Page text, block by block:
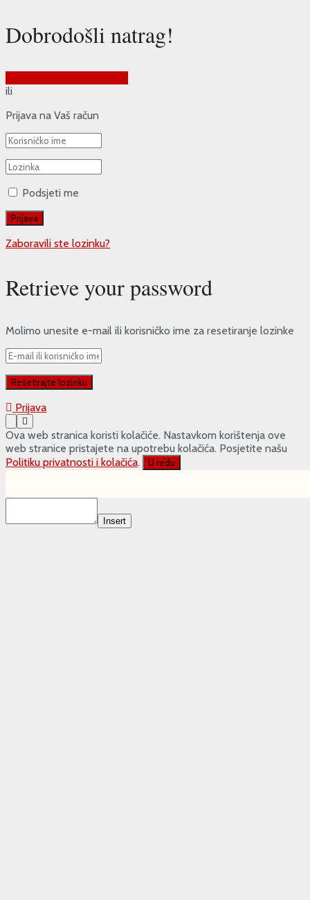
Dobrodošli natrag!
ili
Prijava na Vaš račun
Podsjeti me
Zaboravili ste lozinku?
Retrieve your password
Molimo unesite e-mail ili korisničko ime za resetiranje lozinke
Prijava
Ova web stranica koristi kolačiće. Nastavkom korištenja ove
web stranice pristajete na upotrebu kolačića. Posjetite našu
Politiku privatnosti i kolačića. U redu
Insert